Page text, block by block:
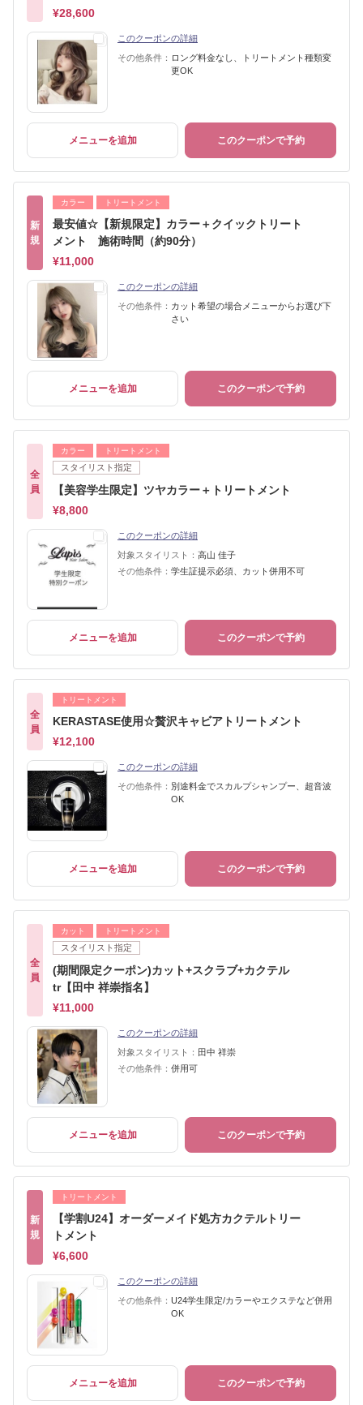
¥28,600
このクーポンの詳細
その他条件： ロング料金なし、トリートメント種類変
更OK
メニューを追加 このクーポンで予約
新
規
カラー トリートメント
最安値☆【新規限定】カラー＋クイックトリート
メント 施術時間（約90分）
¥11,000
このクーポンの詳細
その他条件： カット希望の場合メニューからお選び下
さい
メニューを追加 このクーポンで予約
全
員
カラー トリートメント
スタイリスト指定
【美容学生限定】ツヤカラー＋トリートメント
¥8,800
このクーポンの詳細
対象スタイリスト： 高山 佳子
その他条件： 学生証提示必須、カット併用不可
メニューを追加 このクーポンで予約
全
員
トリートメント
KERASTASE使用☆贅沢キャビアトリートメント
¥12,100
このクーポンの詳細
その他条件： 別途料金でスカルプシャンプー、超音波
OK
メニューを追加 このクーポンで予約
全
員
カット トリートメント
スタイリスト指定
(期間限定クーポン)カット+スクラブ+カクテル
tr【田中 祥崇指名】
¥11,000
このクーポンの詳細
対象スタイリスト： 田中 祥崇
その他条件： 併用可
メニューを追加 このクーポンで予約
新
規
トリートメント
【学割U24】オーダーメイド処方カクテルトリー
トメント
¥6,600
このクーポンの詳細
その他条件： U24学生限定/カラーやエクステなど併用
OK
メニューを追加 このクーポンで予約